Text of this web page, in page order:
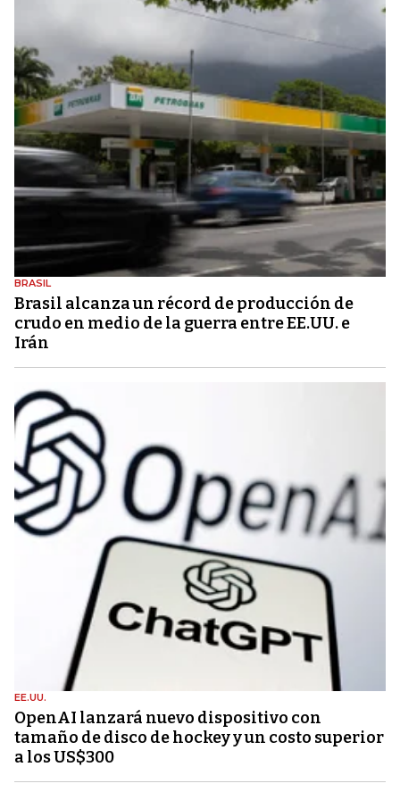
BRASIL
Brasil alcanza un récord de producción de
crudo en medio de la guerra entre EE.UU. e
Irán
EE.UU.
OpenAI lanzará nuevo dispositivo con
tamaño de disco de hockey y un costo superior
a los US$300